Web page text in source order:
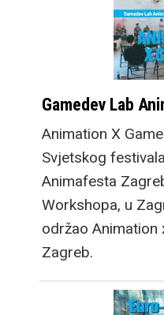
Gamedev Lab
Animation X
Svjetskog
Animafesta
Workshopa, u
održao Animation
Zagreb.